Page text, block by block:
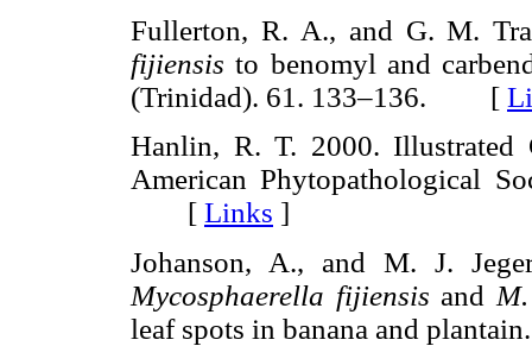
Fullerton, R. A., and G. M.
fijiensisto benomyl and
(Trinidad). 61. 133–136. [
Hanlin, R. T. 2000. Illustrated
American Phytopathological
[ Links ]
Johanson, A., and M. J.
Mycosphaerella fijiensis and
leaf spots in banana and